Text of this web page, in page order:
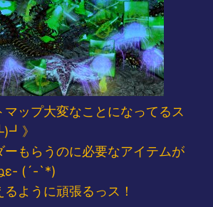
ップ大変なことになってるス
》
ーもらうのに必要なアイテムが
ε- (´-`*)
ように頑張るっス！